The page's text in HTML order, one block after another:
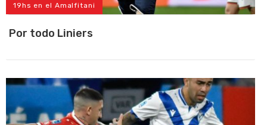
19hs en el Amalfitani
Por todo Liniers